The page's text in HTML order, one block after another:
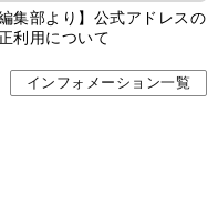
編集部より】公式アドレスの
利用について
インフォメーション一覧